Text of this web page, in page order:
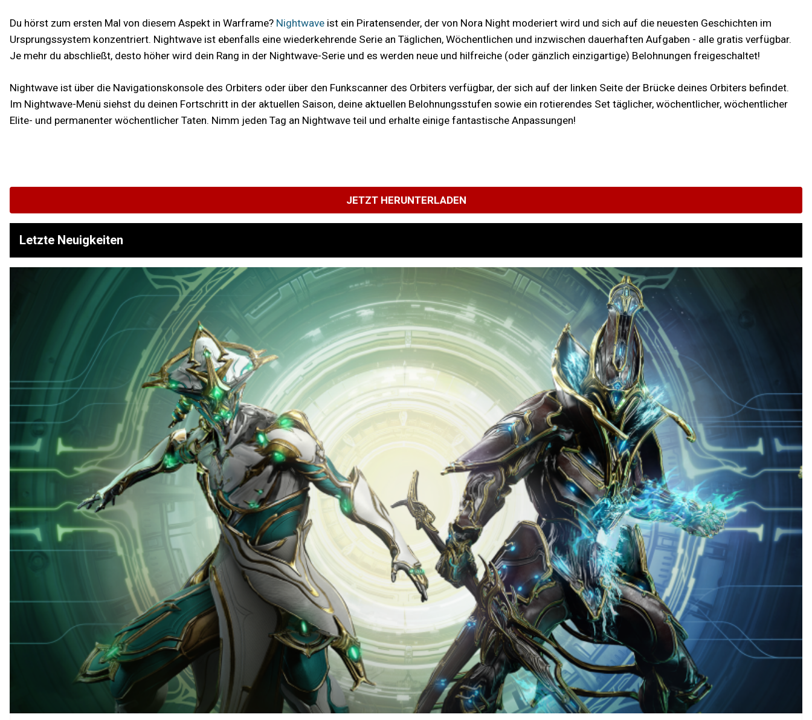
Du hörst zum ersten Mal von diesem Aspekt in Warframe? Nightwave ist ein Piratensender, der von Nora Night moderiert wird und sich auf die neuesten Geschichten im
Ursprungssystem konzentriert. Nightwave ist ebenfalls eine wiederkehrende Serie an Täglichen, Wöchentlichen und inzwischen dauerhaften Aufgaben - alle gratis verfügbar.
Je mehr du abschließt, desto höher wird dein Rang in der Nightwave-Serie und es werden neue und hilfreiche (oder gänzlich einzigartige) Belohnungen freigeschaltet!
Nightwave ist über die Navigationskonsole des Orbiters oder über den Funkscanner des Orbiters verfügbar, der sich auf der linken Seite der Brücke deines Orbiters befindet.
Im Nightwave-Menü siehst du deinen Fortschritt in der aktuellen Saison, deine aktuellen Belohnungsstufen sowie ein rotierendes Set täglicher, wöchentlicher, wöchentlicher
Elite- und permanenter wöchentlicher Taten. Nimm jeden Tag an Nightwave teil und erhalte einige fantastische Anpassungen!
JETZT HERUNTERLADEN
Letzte Neuigkeiten